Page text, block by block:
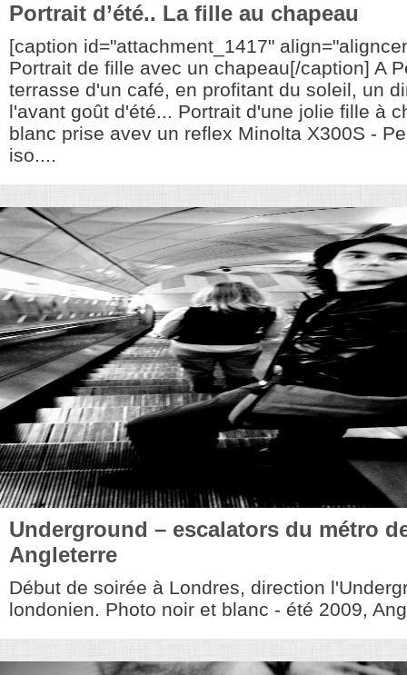
Portrait d’été.. La fille au chapeau
[caption id="attachment_1417"
Portrait de fille avec un chapeau[/caption] A
terrasse d'un café, en profitant du soleil, un
l'avant goût d'été... Portrait d'une jolie fille à
blanc prise avev un reflex Minolta X300S -
iso....
Underground – escalators du métro
Angleterre
Début de soirée à Londres, direction
londonien. Photo noir et blanc - été 2009,